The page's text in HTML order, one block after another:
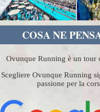
COSA NE
Ovunque Running è un tour
Scegliere Ovunque Running
passione per la